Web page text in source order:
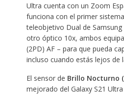
Ultra cuenta con un Zoom
funciona con el primer
teleobjetivo Dual de
otro óptico 10x, ambos
(2PD) AF – para que pueda
incluso cuando estás lejos de
El sensor de Brillo Nocturno
mejorado del Galaxy S21